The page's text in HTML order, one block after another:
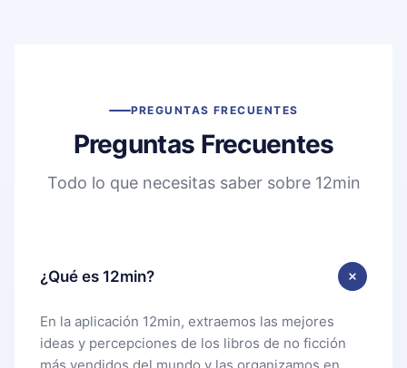
PREGUNTAS FRECUENTES
Preguntas Frecuentes
Todo lo que necesitas saber sobre 12min
¿Qué es 12min?
En la aplicación 12min, extraemos las mejores
ideas y percepciones de los libros de no ficción